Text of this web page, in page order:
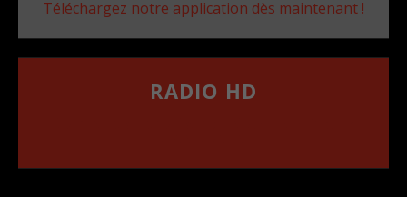
Téléchargez notre application dès maintenant !
RADIO HD